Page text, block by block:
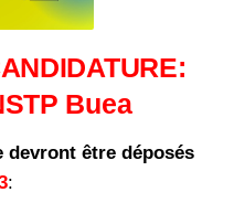
Buea
devront être déposés
: